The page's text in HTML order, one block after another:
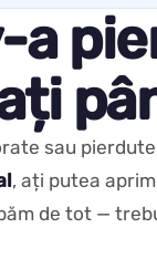
ale companiilor
pentru greva
a
sau pierdute
, ați putea
de tot —